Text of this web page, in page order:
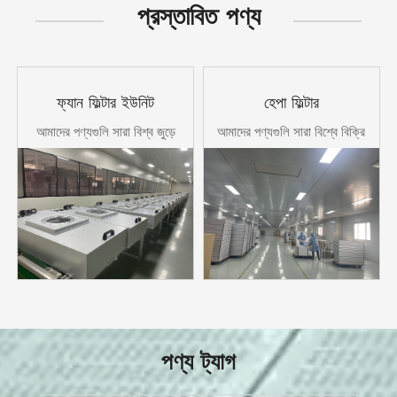
প্রস্তাবিত পণ্য
ফ্যান ফিল্টার ইউনিট
আমাদের পণ্যগুলি সারা বিশ্ব জুড়ে
বিক্রি হয়েছে।
হেপা ফিল্টার
আমাদের পণ্যগুলি সারা বিশ্বে বিক্রি
হয়
পণ্য ট্যাগ